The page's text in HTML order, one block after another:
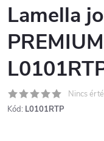
Lamella
Nincs
Kód: L0101RTP